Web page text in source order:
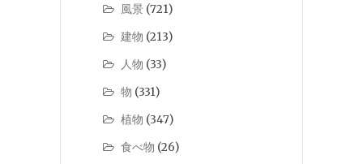
風景 (721)
建物 (213)
人物 (33)
物 (331)
植物 (347)
食べ物 (26)